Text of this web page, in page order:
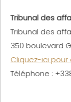
Tribunal des
Tribunal des
350 boulevard
Cliquez-ici
Téléphone :